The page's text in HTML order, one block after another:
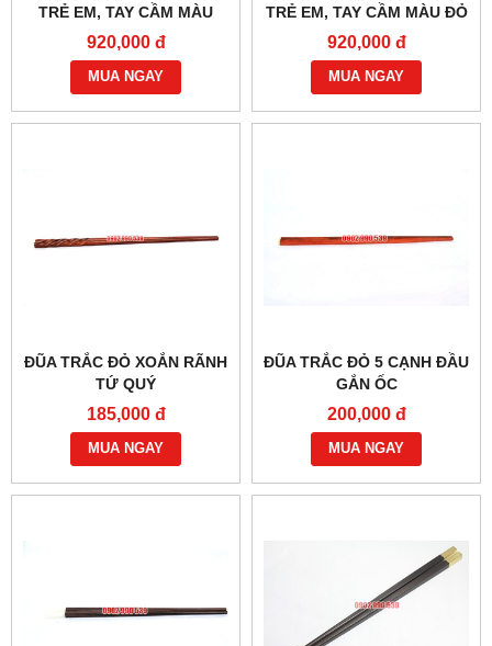
TRẺ EM, TAY CẦM MÀU
XANH LÁ
920,000 đ
MUA NGAY
TRẺ EM, TAY CẦM MÀU ĐỎ
920,000 đ
MUA NGAY
ĐŨA TRẮC ĐỎ XOẮN RÃNH
TỨ QUÝ
185,000 đ
MUA NGAY
ĐŨA TRẮC ĐỎ 5 CẠNH ĐẦU
GẮN ỐC
200,000 đ
MUA NGAY